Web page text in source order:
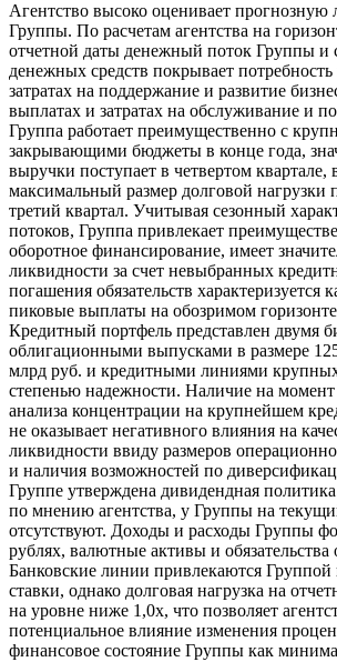
Агентство высоко оценивает прогнозную
Группы. По расчетам агентства на
отчетной даты денежный поток Группы и
денежных средств покрывает
затратах на поддержание и развитие
выплатах и затратах на обслуживание и
Группа работает преимущественно с
закрывающими бюджеты в конце года,
выручки поступает в четвертом квартале,
максимальный размер долговой нагрузки
третий квартал. Учитывая сезонный
потоков, Группа привлекает
оборотное финансирование, имеет
ликвидности за счет невыбранных
погашения обязательств характеризуется
пиковые выплаты на обозримом горизонте
Кредитный портфель представлен двумя
облигационными выпусками в размере
млрд руб. и кредитными линиями
степенью надежности. Наличие на момент
анализа концентрации на крупнейшем
не оказывает негативного влияния на
ликвидности ввиду размеров
и наличия возможностей по
Группе утверждена дивидендная
по мнению агентства, у Группы на
отсутствуют. Доходы и расходы Группы
рублях, валютные активы и обязательства
Банковские линии привлекаются
ставки, однако долговая нагрузка на
на уровне ниже 1,0х, что позволяет
потенциальное влияние изменения
финансовое состояние Группы как